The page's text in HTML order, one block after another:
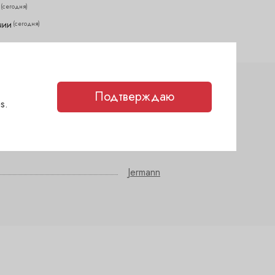
(сегодня)
(сегодня)
сухое
Jermann
Подтверждаю